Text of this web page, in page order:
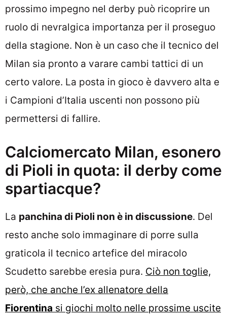
prossimo impegno nel derby può ricoprire un
ruolo di nevralgica importanza per il proseguo
della stagione. Non è un caso che il tecnico del
Milan sia pronto a varare cambi tattici di un
certo valore. La posta in gioco è davvero alta e
i Campioni d’Italia uscenti non possono più
permettersi di fallire.
Calciomercato Milan, esonero
di Pioli in quota: il derby come
spartiacque?
La panchina di Pioli non è in discussione. Del
resto anche solo immaginare di porre sulla
graticola il tecnico artefice del miracolo
Scudetto sarebbe eresia pura. Ciò non toglie,
però, che anche l’ex allenatore della
Fiorentina si giochi molto nelle prossime uscite